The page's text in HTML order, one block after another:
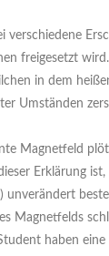
verschiedene
freigesetzt
in dem
Umständen
Magnetfeld
Erklärung ist,
Magnetfelds
haben